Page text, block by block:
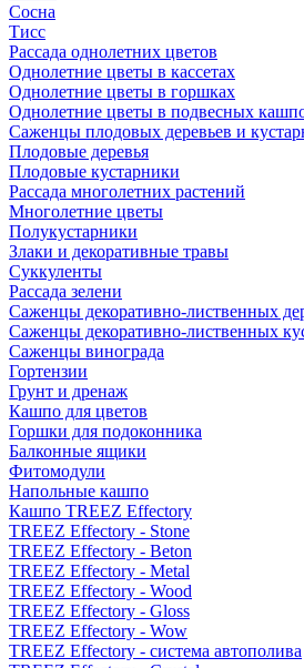
Сосна
Тисc
Рассада однолетних цветов
Однолетние цветы в кассетах
Однолетние цветы в горшках
Однолетние цветы в подвесных
Саженцы плодовых деревьев и
Плодовые деревья
Плодовые кустарники
Рассада многолетних растений
Многолетние цветы
Полукустарники
Злаки и декоративные травы
Суккуленты
Рассада зелени
Саженцы декоративно-лиственных
Саженцы декоративно-лиственных
Саженцы винограда
Гортензии
Грунт и дренаж
Кашпо для цветов
Горшки для подоконника
Балконные ящики
Фитомодули
Напольные кашпо
Кашпо TREEZ Effectory
TREEZ Effectory - Stone
TREEZ Effectory - Beton
TREEZ Effectory - Metal
TREEZ Effectory - Wood
TREEZ Effectory - Gloss
TREEZ Effectory - Wow
TREEZ Effectory - система автополива